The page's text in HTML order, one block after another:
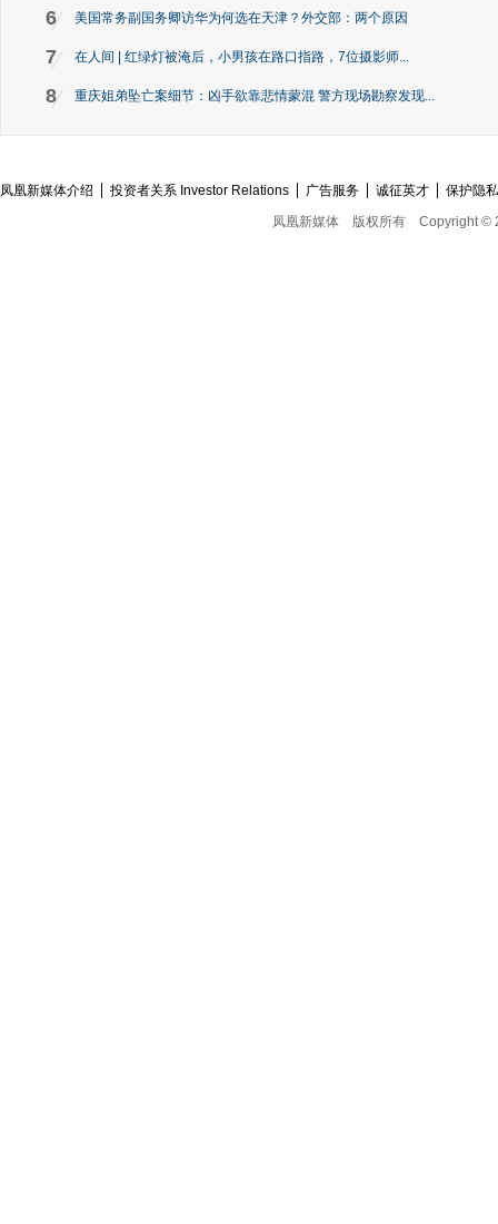
6 美国常务副国务卿访华为何选在天津？外交部：两个原因
7 在人间 | 红绿灯被淹后，小男孩在路口指路，7位摄影师...
8 重庆姐弟坠亡案细节：凶手欲靠悲情蒙混 警方现场勘察发现...
凤凰新媒体介绍 投资者关系 Investor Relations 广告服务 诚征英才
保护隐
凤凰新媒体
版权所有 Copyright ©